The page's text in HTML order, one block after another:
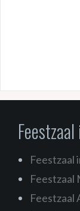
Feestzaal
Feestzaal
Feestzaal